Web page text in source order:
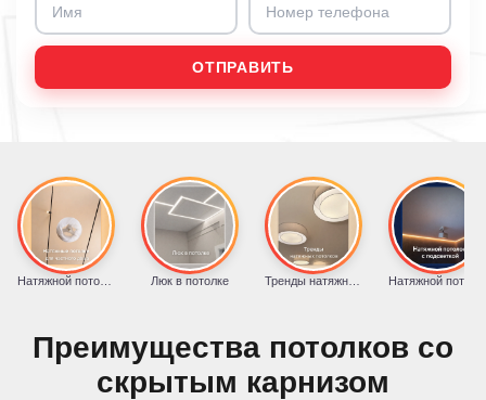
ОТПРАВИТЬ
Люк в потолке
Преимущества потолков со
скрытым карнизом